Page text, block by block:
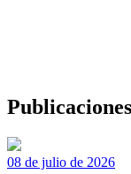
Publicaciones
08 de julio de 2026